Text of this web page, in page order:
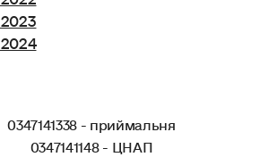
0347141338 - приймальня
0347141148 - ЦНАП